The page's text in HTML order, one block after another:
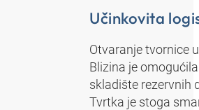
Učinkovita
Otvaranje tvornice
Blizina je
skladište rezervnih
Tvrtka je stoga